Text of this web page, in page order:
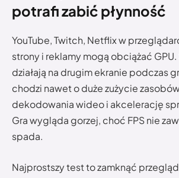
potrafi zabić płynność
YouTube, Twitch, Netflix w
strony i reklamy mogą obciążać
działają na drugim ekranie podczas
chodzi nawet o duże zużycie
dekodowania wideo i akcelerację
Gra wygląda gorzej, choć FPS nie
spada.
Najprostszy test to zamknąć